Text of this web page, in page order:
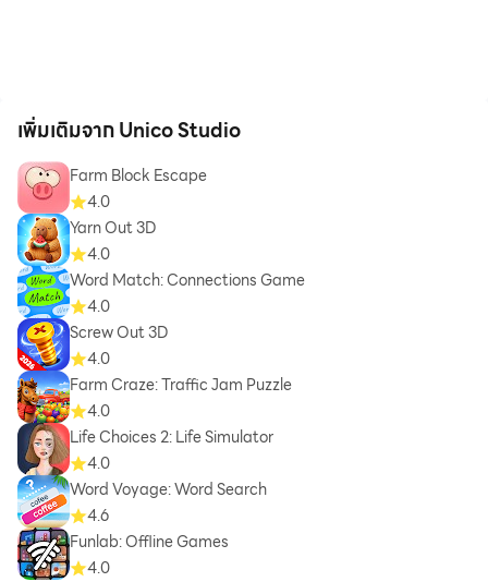
เพิ่มเติมจาก Unico Studio
Farm Block Escape
4.0
Yarn Out 3D
4.0
Word Match: Connections Game
4.0
Screw Out 3D
4.0
Farm Craze: Traffic Jam Puzzle
4.0
Life Choices 2: Life Simulator
4.0
Word Voyage: Word Search
4.6
Funlab: Offline Games
4.0